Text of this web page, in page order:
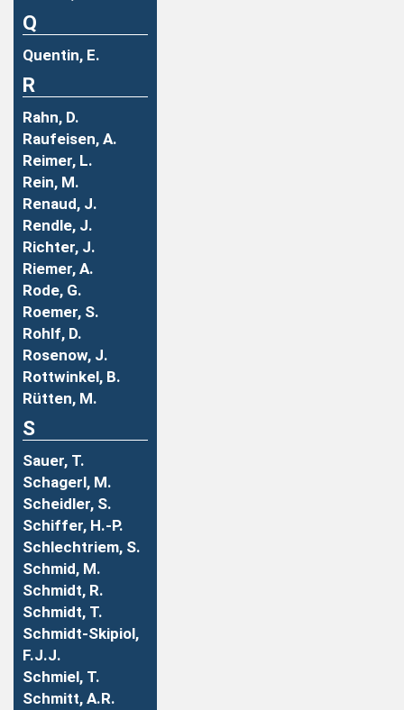
Q
Quentin, E.
R
Rahn, D.
Raufeisen, A.
Reimer, L.
Rein, M.
Renaud, J.
Rendle, J.
Richter, J.
Riemer, A.
Rode, G.
Roemer, S.
Rohlf, D.
Rosenow, J.
Rottwinkel, B.
Rütten, M.
S
Sauer, T.
Schagerl, M.
Scheidler, S.
Schiffer, H.-P.
Schlechtriem, S.
Schmid, M.
Schmidt, R.
Schmidt, T.
Schmidt-Skipiol,
F.J.J.
Schmiel, T.
Schmitt, A.R.